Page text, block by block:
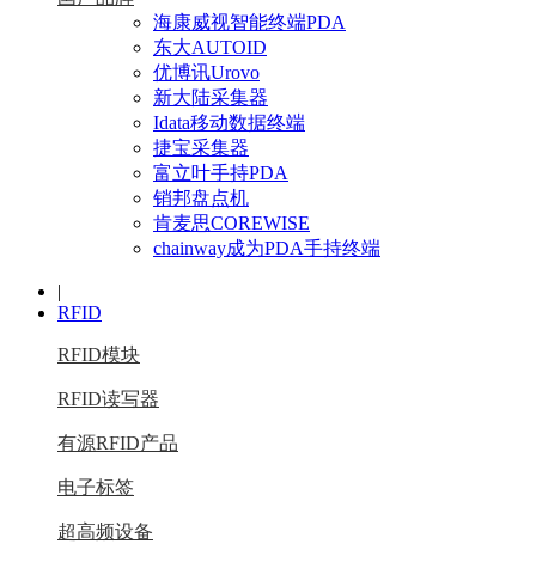
海康威视智能终端PDA
东大AUTOID
优博讯Urovo
新大陆采集器
Idata移动数据终端
捷宝采集器
富立叶手持PDA
销邦盘点机
肯麦思COREWISE
chainway成为PDA手持终端
|
RFID
RFID模块
RFID读写器
有源RFID产品
电子标签
超高频设备